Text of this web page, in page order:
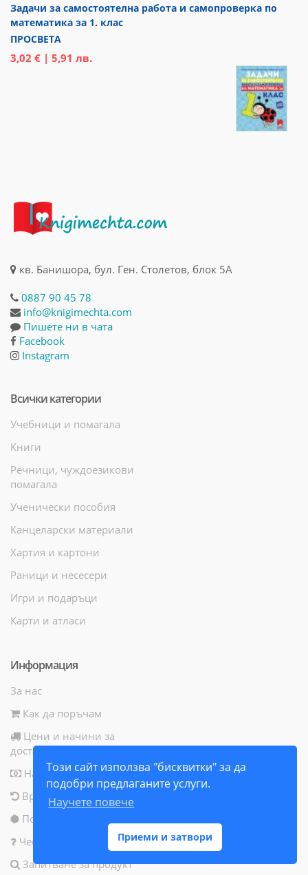
Този сайт използва "бисквитки" за да
подобри предлаганите услуги.
Научете повече
Приеми и затвори
Задачи за самостоятелна работа и самопроверка по
математика за 1. клас
ПРОСВЕТА
3,02 € | 5,91 лв.
кв. Банишора, бул. Ген. Столетов, блок 5А
0887 90 45 78
info@knigimechta.com
Пишете ни в чата
Facebook
Instagram
Всички категории
Учебници и помагала
Книги
Речници, чуждоезикови
помагала
Ученически пособия
Канцеларски материали
Хартия и картони
Раници и несесери
Игри и подаръци
Карти и атласи
Информация
За нас
Как да поръчам
Цени и начини за
доставка
Начини за плащане
Връщане на продукт
Политика за бисквитки
Често задавани въпроси
Запитване за продукт